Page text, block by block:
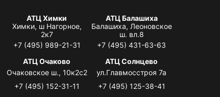
АТЦ Химки
Химки, ш Нагорное,
2к7
+7 (495) 989-21-31
АТЦ Балашиха
Балашиха, Леоновское
ш. вл.8
+7 (495) 431-63-63
АТЦ Очаково
Очаковское ш., 10к2с2
+7 (495) 152-31-11
АТЦ Солнцево
ул.Главмосстроя 7а
+7 (495) 125-38-41